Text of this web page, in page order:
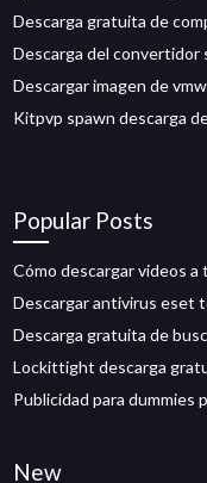
Descarga gratuita de
Descarga del convertidor
Descargar imagen de
Kitpvp spawn descarga
Popular Posts
Cómo descargar videos a
Descargar antivirus eset
Descarga gratuita de
Lockittight descarga
Publicidad para dummies
New